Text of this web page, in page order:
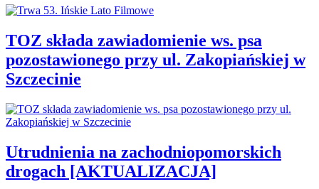
TOZ składa zawiadomienie ws. psa
pozostawionego przy ul. Zakopiańskiej w
Szczecinie
Utrudnienia na zachodniopomorskich
drogach [AKTUALIZACJA]